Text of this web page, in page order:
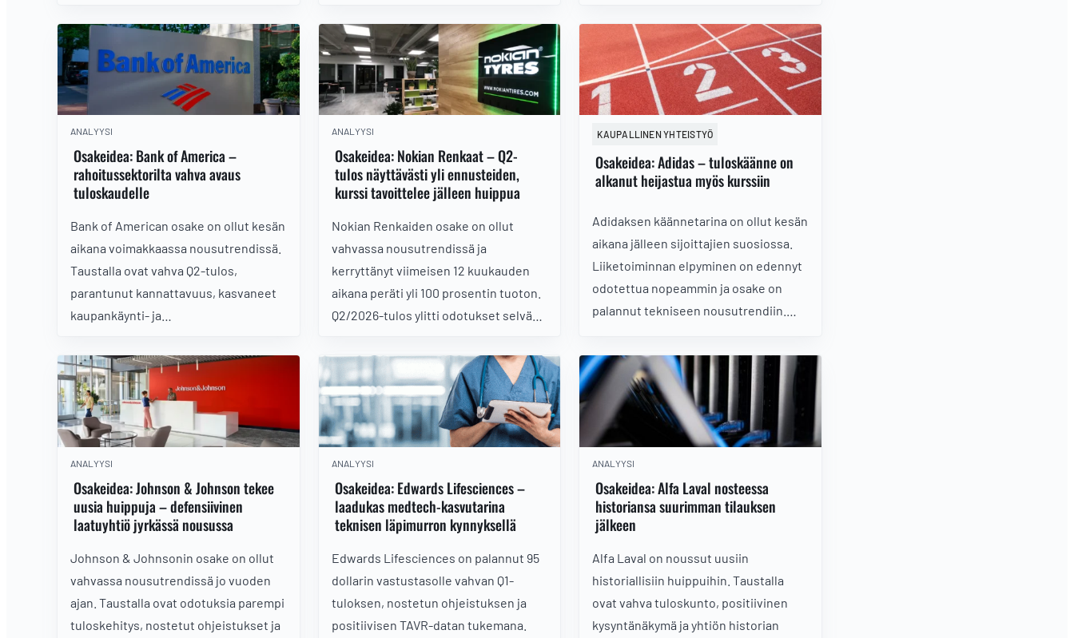
kurssireaktio on vienyt sen lyhyellä
aikavälillä yliostetuksi. Jatkuuko
nousu vai onko edessä tulosrallia
tasaava korjausliike?
datakeskusten vauhdittama kysyntä.
Tarjoaako Q2-nousun jälkeinen
korjausliike uuden ostopaikan vai
alkaako korkea arvostus painaa
osaketta?
ennen perjantain Q2-tulosta. Vieläkö
tulos tarjoaa nousuun polttoainetta,
vai nähdäänkö teknisesti terve
vetäytyminen?
ANALYYSI
Osakeidea: Bank of America –
rahoitussektorilta vahva avaus
tuloskaudelle
Bank of American osake on ollut kesän
aikana voimakkaassa nousutrendissä.
Taustalla ovat vahva Q2-tulos,
parantunut kannattavuus, kasvaneet
kaupankäynti- ja
nostama operatiivisen vivun tavoite.
Jatkuuko suurpankin momentum vielä
ylikuumentuneen tilan rauhoituttua?
ANALYYSI
Osakeidea: Nokian Renkaat – Q2-
tulos näyttävästi yli ennusteiden,
kurssi tavoittelee jälleen huippua
Nokian Renkaiden osake on ollut
vahvassa nousutrendissä ja
kerryttänyt viimeisen 12 kuukauden
aikana peräti yli 100 prosentin tuoton.
Q2/2026-tulos ylitti odotukset selvästi
tuloskäänteestä. Miten teknisesti
kuumaksi noussut kurssi reagoi nyt
tulospommiin?
KAUPALLINEN YHTEISTYÖ
Osakeidea: Adidas – tuloskäänne on
alkanut heijastua myös kurssiin
Adidaksen käännetarina on ollut kesän
aikana jälleen sijoittajien suosiossa.
Liiketoiminnan elpyminen on edennyt
odotettua nopeammin ja osake on
palannut tekniseen nousutrendiin.
vuoden 2025 huipputasoja. Onko
vahva vire kestävän paluutrendin alku
vai vain vastaliike pitkän laskun
jälkeen?
ANALYYSI
Osakeidea: Johnson & Johnson tekee
uusia huippuja – defensiivinen
laatuyhtiö jyrkässä nousussa
Johnson & Johnsonin osake on ollut
vahvassa nousutrendissä jo vuoden
ajan. Taustalla ovat odotuksia parempi
tuloskehitys, nostetut ohjeistukset ja
ANALYYSI
Osakeidea: Edwards Lifesciences –
laadukas medtech-kasvutarina
teknisen läpimurron kynnyksellä
Edwards Lifesciences on palannut 95
dollarin vastustasolle vahvan Q1-
tuloksen, nostetun ohjeistuksen ja
positiivisen TAVR-datan tukemana.
ANALYYSI
Osakeidea: Alfa Laval nosteessa
historiansa suurimman tilauksen
jälkeen
Alfa Laval on noussut uusiin
historiallisiin huippuihin. Taustalla
ovat vahva tuloskunto, positiivinen
kysyntänäkymä ja yhtiön historian